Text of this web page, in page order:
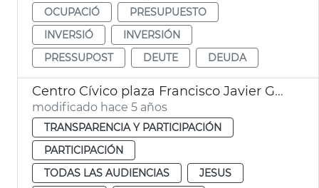
OCUPACIÓ
PRESUPUESTO
INVERSIÓ
INVERSIÓN
PRESSUPOST
DEUTE DEUDA
Centro Cívico plaza Francisco Javier Goerlich Lleó
modificado hace 5 años
TRANSPARENCIA Y PARTICIPACIÓN
PARTICIPACIÓN
TODAS LAS AUDIENCIAS
JESUS